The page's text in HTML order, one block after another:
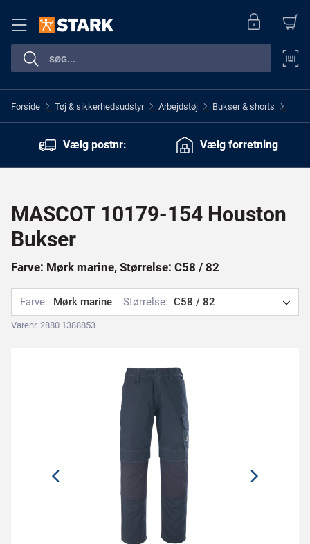
Forside > Tøj & sikkerhedsudstyr > Arbejdstøj > Bukser & shorts >
Vælg postnr: Vælg forretning
MASCOT 10179-154 Houston
Bukser
Farve: Mørk marine, Størrelse: C58 / 82
Farve: Mørk marine Størrelse: C58 / 82
Varenr. 2880 1388853